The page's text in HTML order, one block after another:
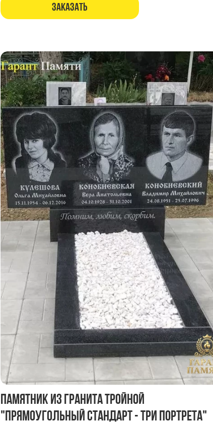
Заказать
Памятник из гранита тройной
"Прямоугольный стандарт - три портрета"